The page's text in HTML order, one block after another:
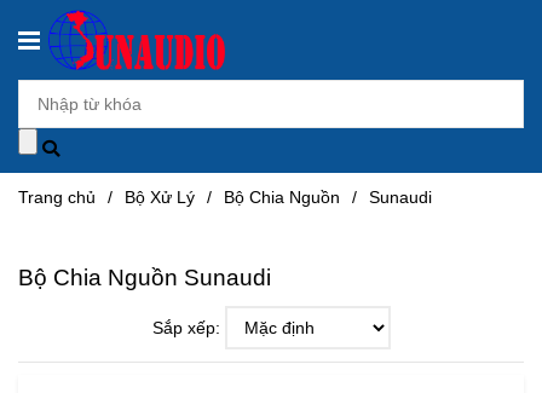
Trang chủ / Bộ Xử Lý / Bộ Chia Nguồn / Sunaudi
Bộ Chia Nguồn Sunaudi
Sắp xếp: